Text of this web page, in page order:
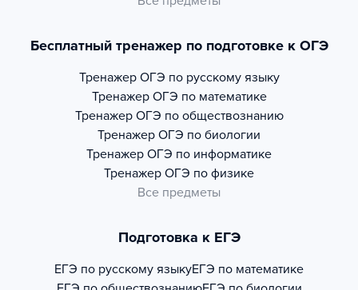
Бесплатный тренажер по подготовке к ОГЭ
Тренажер ОГЭ по русскому языку
Тренажер ОГЭ по математике
Тренажер ОГЭ по обществознанию
Тренажер ОГЭ по биологии
Тренажер ОГЭ по информатике
Тренажер ОГЭ по физике
Все предметы
Подготовка к ЕГЭ
ЕГЭ по русскому языкуЕГЭ по математике